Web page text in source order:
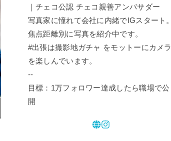
｜チェコ公認 チェコ親善アンバサダー
写真家に憧れて会社に内緒でIGスタート。
焦点距離別に写真を紹介中です。
#出張は撮影地ガチャ をモットーにカメラ
を楽しんでいます。
--
目標：1万フォロワー達成したら職場で公
開